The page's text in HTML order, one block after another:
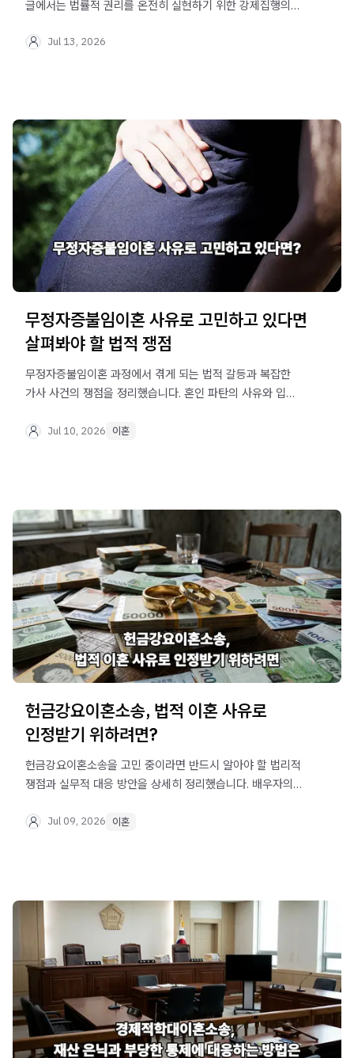
글에서는 법률적 권리를 온전히 실현하기 위한 강제집행의
지침을 상세히 정리해 드립니다.
Jul 13, 2026
무정자증불임이혼 사유로 고민하고 있다면
살펴봐야 할 법적 쟁점
무정자증불임이혼 과정에서 겪게 되는 법적 갈등과 복잡한
가사 사건의 쟁점을 정리했습니다. 혼인 파탄의 사유와 입증
넘어가야 할 핵심 정보를 확인해 보세요.
Jul 10, 2026 이혼
헌금강요이혼소송, 법적 이혼 사유로
인정받기 위하려면?
헌금강요이혼소송을 고민 중이라면 반드시 알아야 할 법리적
쟁점과 실무적 대응 방안을 상세히 정리했습니다. 배우자의
핵심 요소를 확인하세요.
Jul 09, 2026 이혼